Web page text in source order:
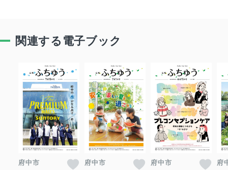
関連する電子ブック
府中市 府中市 府中市 府